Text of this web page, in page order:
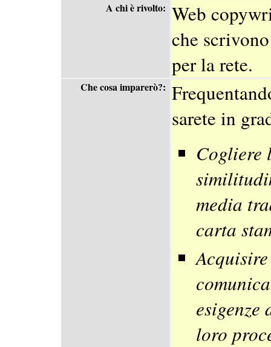
A chi è rivolto: Web
che
per la rete.
Che cosa imparerò?:
sarete in
Cogliere
media
carta
loro